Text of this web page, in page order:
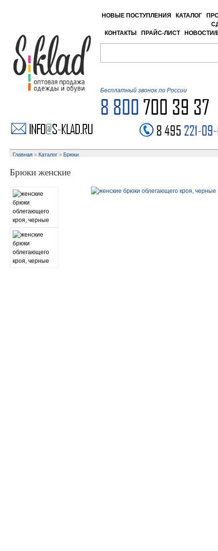
НОВЫЕ ПОСТУПЛЕНИЯ КАТАЛОГ
КОНТАКТЫ
ПРАЙС-ЛИСТ НОВОСТИ/
Бесплатный звонок по России
8 800 700 39 37
8 495 221-
Главная » Каталог » Брюки
Брюки женские